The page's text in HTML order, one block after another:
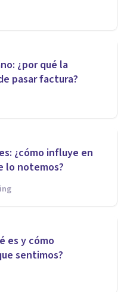
¿por qué la
pasar factura?
¿cómo influye en
lo notemos?
es y cómo
sentimos?